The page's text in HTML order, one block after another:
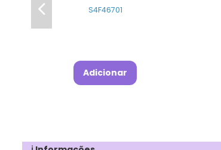
S4F46701
Adicionar